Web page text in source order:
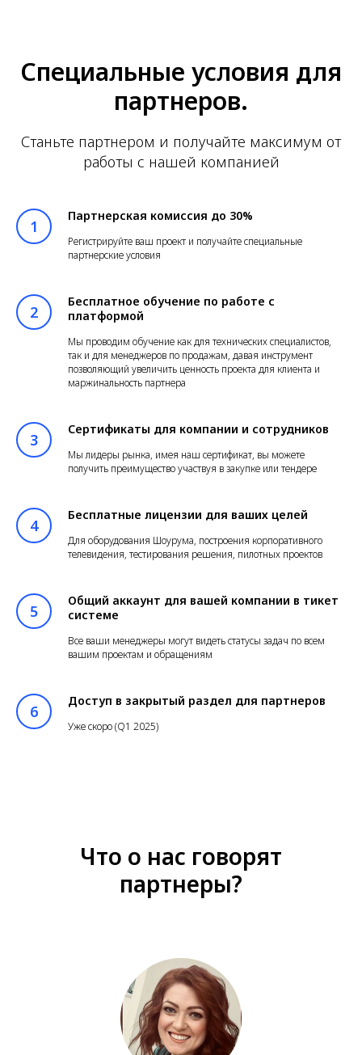
Специальные условия для
партнеров.
Станьте партнером и получайте максимум от
работы с нашей компанией
Партнерская комиссия до 30%
Регистрируйте ваш проект и получайте специальные
партнерские условия
Бесплатное обучение по работе с
платформой
Мы проводим обучение как для технических специалистов,
так и для менеджеров по продажам, давая инструмент
позволяющий увеличить ценность проекта для клиента и
маржинальность партнера
Сертификаты для компании и сотрудников
Мы лидеры рынка, имея наш сертификат, вы можете
получить преимущество участвуя в закупке или тендере
Бесплатные лицензии для ваших целей
Для оборудования Шоурума, построения корпоративного
телевидения, тестирования решения, пилотных проектов
Общий аккаунт для вашей компании в тикет
системе
Все ваши менеджеры могут видеть статусы задач по всем
вашим проектам и обращениям
Доступ в закрытый раздел для партнеров
Уже скоро (Q1 2025)
Что о нас говорят
партнеры?